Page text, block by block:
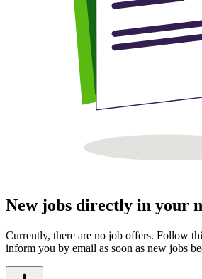
New jobs directly in your
Currently, there are no job offers. Follow
inform you by email as soon as new jobs